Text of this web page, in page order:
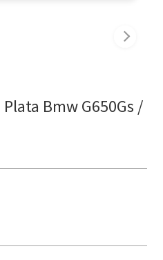
Bmw G650Gs /